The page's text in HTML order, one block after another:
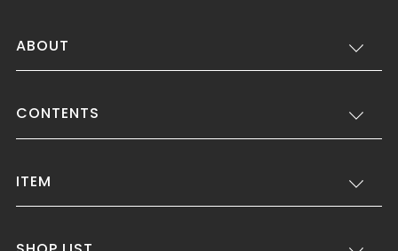
ABOUT
CONTENTS
ITEM